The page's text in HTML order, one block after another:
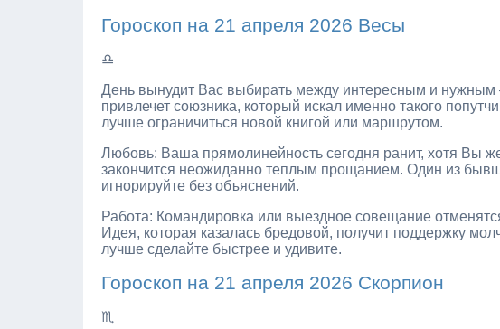
Гороскоп на 21 апреля 2026 Весы
♎
День вынудит Вас выбирать между интересным и нужным
привлечет союзника, который искал именно такого
лучше ограничиться новой книгой или маршрутом.
Любовь: Ваша прямолинейность сегодня ранит, хотя Вы
закончится неожиданно теплым прощанием. Один из
игнорируйте без объяснений.
Работа: Командировка или выездное совещание
Идея, которая казалась бредовой, получит поддержку
лучше сделайте быстрее и удивите.
Гороскоп на 21 апреля 2026 Скорпион
♏